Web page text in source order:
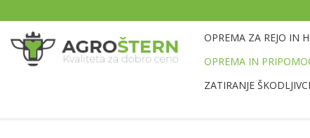
OPREMA ZA REJO IN
OPREMA IN
ZATIRANJE